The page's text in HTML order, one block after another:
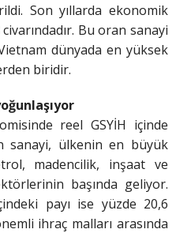
Son yıllarda ekonomik
Bu oran sanayi
dünyada en yüksek
biridir.
reel GSYİH içinde
sanayi, ülkenin en büyük
madencilik, inşaat ve
başında geliyor.
payı ise yüzde 20,6
ihraç malları arasında